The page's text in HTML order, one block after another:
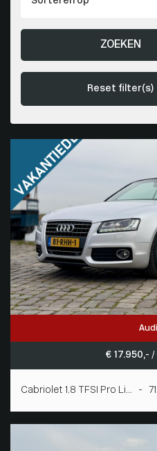
ZOEKEN
Reset filter(s)
€ 17.950,-
Cabriolet 1.8 TFSI Pro Li... -